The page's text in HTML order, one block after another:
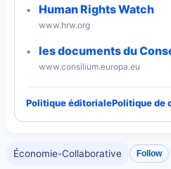
Human Rights Watch
www.hrw.org
les documents du
www.consilium.europa.eu
Politique éditorialePolitique de
Économie-Collaborative Follow